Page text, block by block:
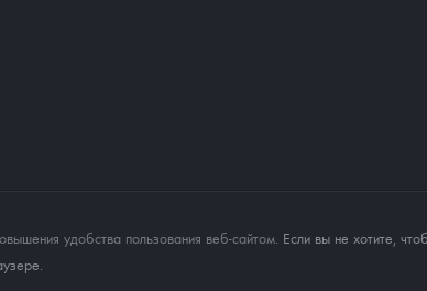
удобства пользования веб-сайтом . Если вы не хотите,